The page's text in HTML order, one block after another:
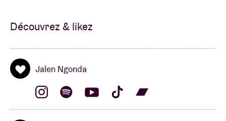
Découvrez & likez
Jalen Ngonda